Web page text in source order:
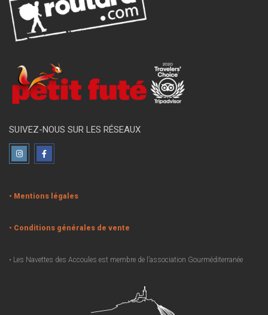
SUIVEZ-NOUS SUR LES RÉSEAUX
• Mentions légales
• Conditions générales de vente
• Les Navettes des Accoules est membre de l’association Gourméditerranée